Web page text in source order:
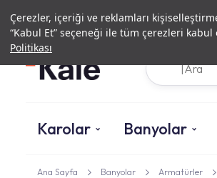
Çerezler, içeriği ve reklamları
“Kabul Et” seçeneği ile tüm çerezleri
Politikası
Karolar Banyolar
Ana Sayfa Banyolar Armatürler